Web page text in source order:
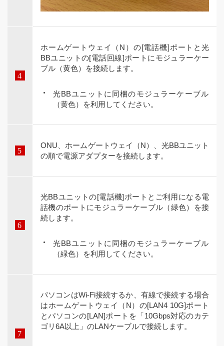
ホームゲートウェイ（N）の[電話機]ポートと光
BBユニットの[電話回線]ポートにモジュラーケー
ブル（黄色）を接続します。
光BBユニットに同梱のモジュラーケーブル
（黄色）を利用してください。
ONU、ホームゲートウェイ（N）、光BBユニット
の順で電源アダプターを接続します。
光BBユニットの[電話機]ポートとご利用になる電
話機のポートにモジュラーケーブル（緑色）を接
続します。
光BBユニットに同梱のモジュラーケーブル
（緑色）を利用してください。
パソコンはWi-Fi接続するか、有線で接続する場合
はホームゲートウェイ（N）の[LAN4 10G]ポート
とパソコンの[LAN]ポートを「10Gbps対応のカテ
ゴリ6A以上」のLANケーブルで接続します。